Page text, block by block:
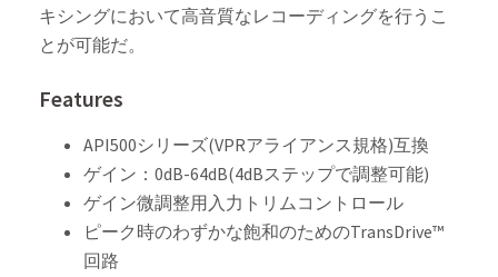
キシングにおいて高音質なレコーディングを行うこ
とが可能だ。
Features
API500シリーズ(VPRアライアンス規格)互換
ゲイン：0dB-64dB(4dBステップで調整可能)
ゲイン微調整用入力トリムコントロール
ピーク時のわずかな飽和のためのTransDrive™
回路